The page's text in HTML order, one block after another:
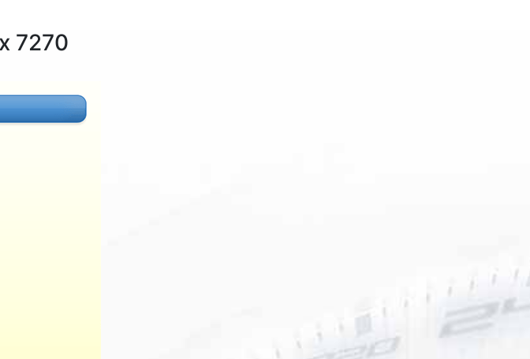
7270